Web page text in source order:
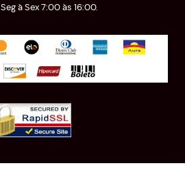
Seg à Sex 7:00 às 16:00.